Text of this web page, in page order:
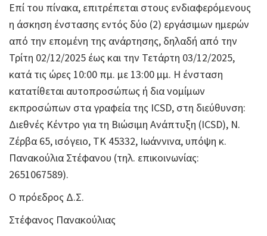
Επί του πίνακα, επιτρέπεται στους ενδιαφερόμενους
η άσκηση ένστασης εντός δύο (2) εργάσιμων ημερών
από την επομένη της ανάρτησης, δηλαδή από την
Τρίτη 02/12/2025 έως και την Τετάρτη 03/12/2025,
κατά τις ώρες 10:00 πμ. με 13:00 μμ. Η ένσταση
κατατίθεται αυτοπροσώπως ή δια νομίμων
εκπροσώπων στα γραφεία της ICSD, στη διεύθυνση:
Διεθνές Κέντρο για τη Βιώσιμη Ανάπτυξη (ICSD), Ν.
Ζέρβα 65, ισόγειο, ΤΚ 45332, Ιωάννινα, υπόψη κ.
Πανακούλια Στέφανου (τηλ. επικοινωνίας:
2651067589).
Ο πρόεδρος Δ.Σ.
Στέφανος Πανακούλιας